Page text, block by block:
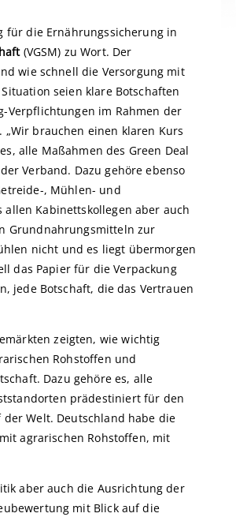
für die Ernährungssicherung in
(VGSM) zu Wort. Der
wie schnell die Versorgung mit
seien klare Botschaften
Verpflichtungen im Rahmen der
„Wir brauchen einen klaren Kurs
alle Maßahmen des Green Deal
Verband. Dazu gehöre ebenso
, Mühlen- und
allen Kabinettskollegen aber auch
Grundnahrungsmitteln zur
nicht und es liegt übermorgen
das Papier für die Verpackung
jede Botschaft, die das Vertrauen
zeigten, wie wichtig
Rohstoffen und
Dazu gehöre es, alle
prädestiniert für den
Welt. Deutschland habe die
agrarischen Rohstoffen, mit
aber auch die Ausrichtung der
mit Blick auf die